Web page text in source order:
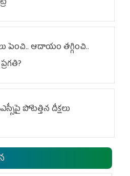
పెంచి.. ఆదాయం తగ్గించి..
పోటెత్తిన దీక్షలు